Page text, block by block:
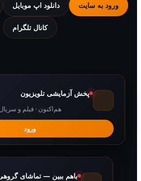
به سایت دانلود اپ موبایل اپلیکیشن
کانال تلگرام
پخش آزمایشی تلویزیون
هم‌اکنون · فیلم و سریال · رایگان
باهم ببین — تماشای گروهی